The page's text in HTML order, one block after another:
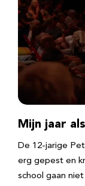
Mijn jaar
De 12-jarige
erg gepest en
school gaan